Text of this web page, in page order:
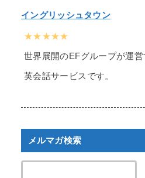
イングリッシュタウン
★★★★★
世界展開のEFグループが運
英会話サービスです。
メルマガ検索